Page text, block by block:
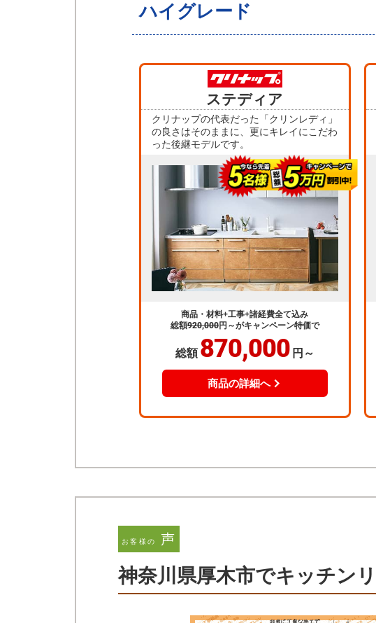
ハイグレード
ステディア
クリナップの代表だった「クリンレディ」
の良さはそのままに、更にキレイにこだわ
った後継モデルです。
商品・材料+工事+諸経費全て込み
総額920,000円～がキャンペーン特価で
総額 870,000 円～
商品の詳細へ
お客様の 声
神奈川県厚木市でキッチン